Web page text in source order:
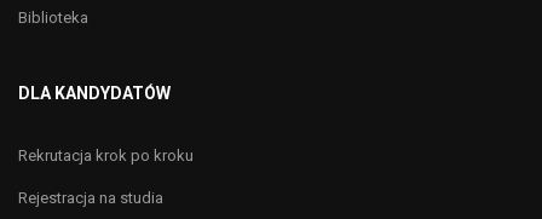
Biblioteka
DLA KANDYDATÓW
Rekrutacja krok po kroku
Rejestracja na studia